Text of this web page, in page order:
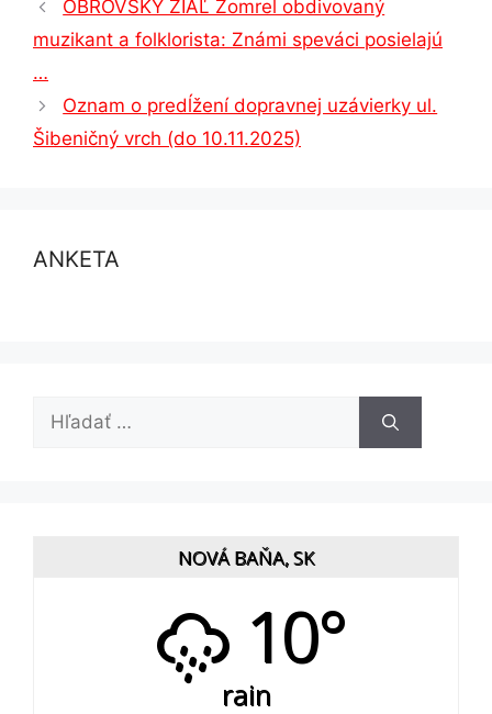
OBROVSKÝ ŽIAĽ Zomrel obdivovaný
muzikant a folklorista: Známi speváci posielajú
…
Oznam o predĺžení dopravnej uzávierky ul.
Šibeničný vrch (do 10.11.2025)
ANKETA
Hľadať:
NOVÁ BAŇA, SK
10°
rain